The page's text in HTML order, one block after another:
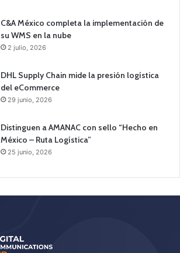
C&A México completa la implementación de
su WMS en la nube
2 julio, 2026
DHL Supply Chain mide la presión logística
del eCommerce
29 junio, 2026
Distinguen a AMANAC con sello “Hecho en
México – Ruta Logística”
25 junio, 2026